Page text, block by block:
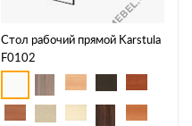
Стол рабочий прямой Karstula
F0102